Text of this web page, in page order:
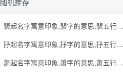
裴起名字寓意印象,裴字的意思,裴五行笔画
抒起名字寓意印象,抒字的意思,抒五行笔画
萧起名字寓意印象,萧字的意思,萧五行笔画